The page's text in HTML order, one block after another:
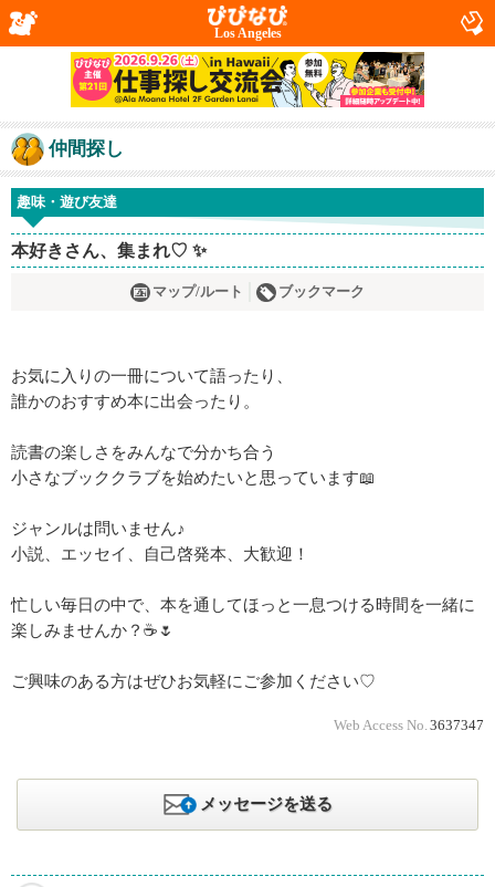
Los Angeles
仲間探し
趣味・遊び友達
本好きさん、集まれ♡ ✨
マップ/ルート ブックマーク
お気に入りの一冊について語ったり、
誰かのおすすめ本に出会ったり。
読書の楽しさをみんなで分かち合う
小さなブッククラブを始めたいと思っています📖
ジャンルは問いません♪
小説、エッセイ、自己啓発本、大歓迎！
忙しい毎日の中で、本を通してほっと一息つける時間を一緒に
楽しみませんか？☕🌷
ご興味のある方はぜひお気軽にご参加ください♡
Web Access No. 3637347
メッセージを送る